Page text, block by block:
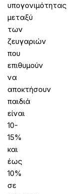
υπογονιμότητας
μεταξύ
των
ζευγαριών
που
επιθυμούν
να
αποκτήσουν
παιδιά
είναι
10-
15%
και
έως
10%
σε